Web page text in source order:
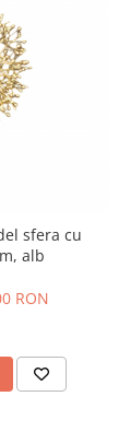
sfera cu
alb
RON